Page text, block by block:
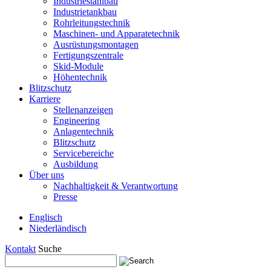
Industrietankbau
Rohrleitungstechnik
Maschinen- und Apparatetechnik
Ausrüstungsmontagen
Fertigungszentrale
Skid-Module
Höhentechnik
Blitzschutz
Karriere
Stellenanzeigen
Engineering
Anlagentechnik
Blitzschutz
Servicebereiche
Ausbildung
Über uns
Nachhaltigkeit & Verantwortung
Presse
Englisch
Niederländisch
Kontakt Suche